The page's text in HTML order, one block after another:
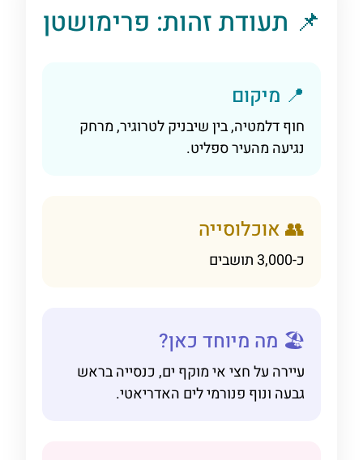
📌 תעודת זהות: פרימושטן
📍 מיקום
חוף דלמטיה, בין שיבניק לטרוגיר, מרחק
נגיעה מהעיר ספליט.
👥 אוכלוסייה
כ-3,000 תושבים
🏖️ מה מיוחד כאן?
עיירה על חצי אי מוקף ים, כנסייה בראש
גבעה ונוף פנורמי לים האדריאטי.